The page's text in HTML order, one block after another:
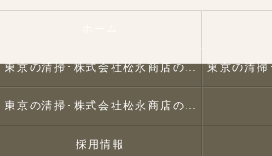
東京の清掃･株式会社松永商店の口コミ情報
東京の清掃･株式会社松永商店のお客様の声
採用情報